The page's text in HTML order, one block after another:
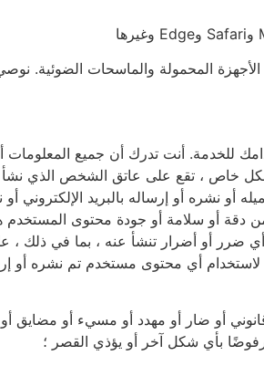
المحمولة والماسحات الضوئية.
للخدمة. أنت تدرك أن جميع المعلومات
خاص ، تقع على عاتق الشخص الذي
أو إرساله بالبريد الإلكتروني أو
دقة أو سلامة أو جودة محتوى المستخدم
أو أضرار تنشأ عنه ، بما في ذلك ،
أي محتوى مستخدم تم نشره أو إرساله
أو ضار أو مهدد أو مسيء أو مضايق
بأي شكل آخر أو يؤذي القصر ؛